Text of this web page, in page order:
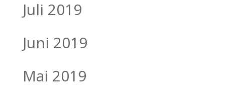
Juli 2019
Juni 2019
Mai 2019